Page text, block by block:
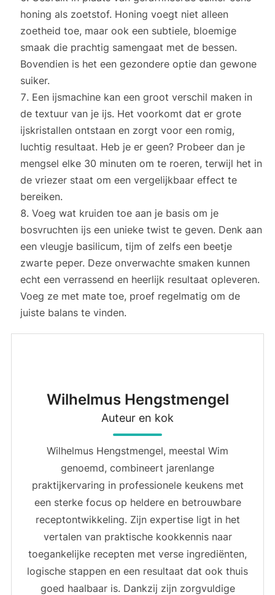
honing als zoetstof. Honing voegt niet alleen
zoetheid toe, maar ook een subtiele, bloemige
smaak die prachtig samengaat met de bessen.
Bovendien is het een gezondere optie dan gewone
suiker.
Een ijsmachine kan een groot verschil maken in
de textuur van je ijs. Het voorkomt dat er grote
ijskristallen ontstaan en zorgt voor een romig,
luchtig resultaat. Heb je er geen? Probeer dan je
mengsel elke 30 minuten om te roeren, terwijl het in
de vriezer staat om een vergelijkbaar effect te
bereiken.
Voeg wat kruiden toe aan je basis om je
bosvruchten ijs een unieke twist te geven. Denk aan
een vleugje basilicum, tijm of zelfs een beetje
zwarte peper. Deze onverwachte smaken kunnen
echt een verrassend en heerlijk resultaat opleveren.
Voeg ze met mate toe, proef regelmatig om de
juiste balans te vinden.
Wilhelmus Hengstmengel
Auteur en kok
Wilhelmus Hengstmengel, meestal Wim
genoemd, combineert jarenlange
praktijkervaring in professionele keukens met
een sterke focus op heldere en betrouwbare
receptontwikkeling. Zijn expertise ligt in het
vertalen van praktische kookkennis naar
toegankelijke recepten met verse ingrediënten,
logische stappen en een resultaat dat ook thuis
goed haalbaar is. Dankzij zijn zorgvuldige